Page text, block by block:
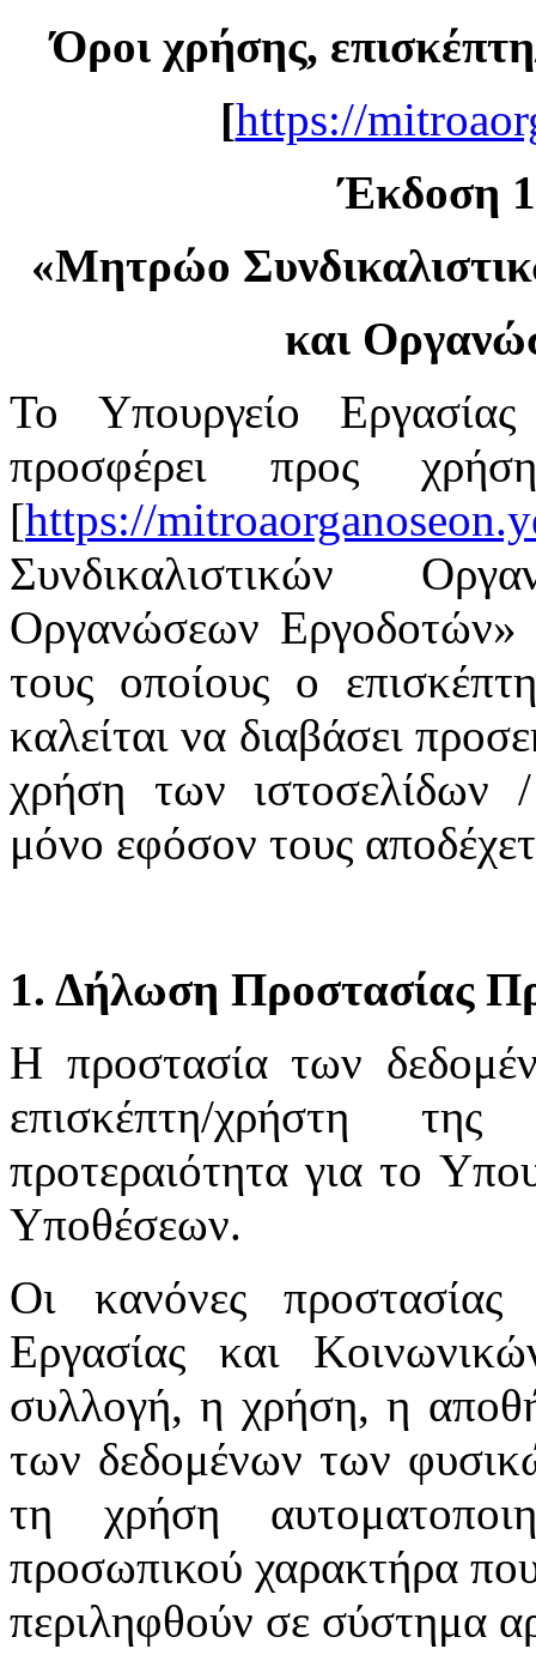
Όροι χρήσης,
[https://
Έκδοση
«Μητρώο
και
Το Υπουργείο
προσφέρει προς
[https://
Συνδικαλιστικών
Οργανώσεων Εργοδοτών»
τους οποίους ο
καλείται να διαβάσει
χρήση των ιστοσελίδων
μόνο εφόσον τους
1. Δήλωση Προστασίας
H προστασία των
επισκέπτη/χρήστη
προτεραιότητα για το
Υποθέσεων.
Οι κανόνες
Εργασίας και
συλλογή, η χρήση, η
των δεδομένων των
τη χρήση
προσωπικού χαρακτήρα
περιληφθούν σε σύστημα